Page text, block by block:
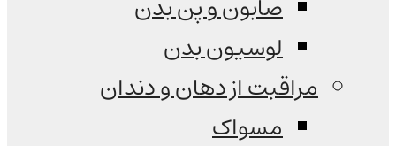
صابون و پن بدن
لوسیون بدن
مراقبت از دهان و دندان
مسواک